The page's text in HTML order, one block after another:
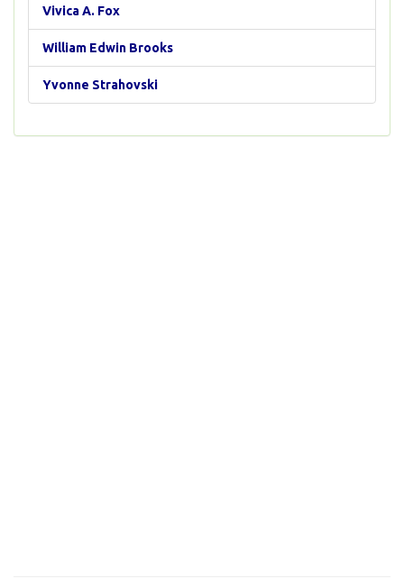
Vivica A. Fox
William Edwin Brooks
Yvonne Strahovski